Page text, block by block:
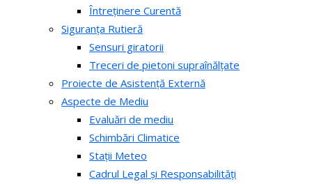
Întreținere Curentă
Siguranța Rutieră
Sensuri giratorii
Treceri de pietoni supraînălțate
Proiecte de Asistență Externă
Aspecte de Mediu
Evaluări de mediu
Schimbări Climatice
Stații Meteo
Cadrul Legal și Responsabilități